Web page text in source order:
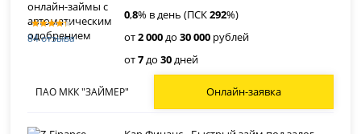
84 отзыва
0,8% в день (ПСК292%)
от2 000до30 000 рублей
от7до30дней
ПАО МКК "ЗАЙМЕР" Онлайн-заявка